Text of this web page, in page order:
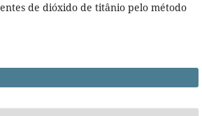
de dióxido de titânio pelo método